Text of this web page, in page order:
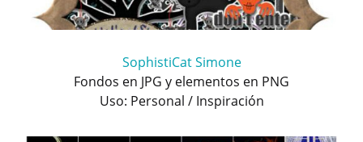
SophistiCat Simone
Fondos en JPG y elementos en PNG
Uso: Personal / Inspiración